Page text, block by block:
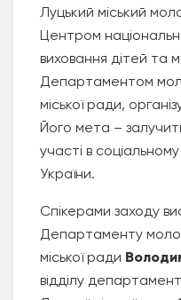
Луцький міський
Центром
виховання дітей та
Департаментом
міської ради,
Його мета –
участі в
України.
Спікерами заходу
Департаменту
міської ради
відділу